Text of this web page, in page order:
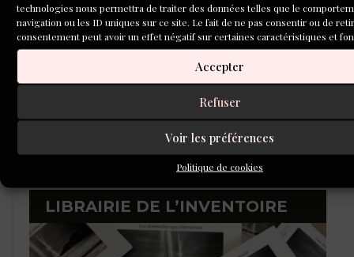
technologies nous permettra de traiter des données telles que le
navigation ou les ID uniques sur ce site. Le fait de ne pas consentir ou de
consentement peut avoir un effet négatif sur certaines caractéristiques et
Accepter
Refuser
Voir les préférences
Politique de cookies
LIBRAIRIE DE L’INVENTOIRE